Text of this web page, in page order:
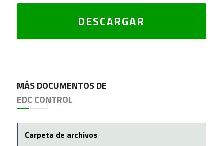
DESCARGAR
MÁS DOCUMENTOS DE
EDC CONTROL
Carpeta de archivos